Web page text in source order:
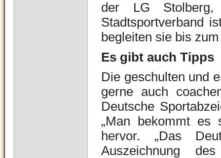
der LG Stolberg,
Stadtsportverband
begleiten sie bis
Es gibt auch Tipps
Die geschulten und
gerne auch
Deutsche
„Man bekommt es
hervor. „Das
Auszeichnung